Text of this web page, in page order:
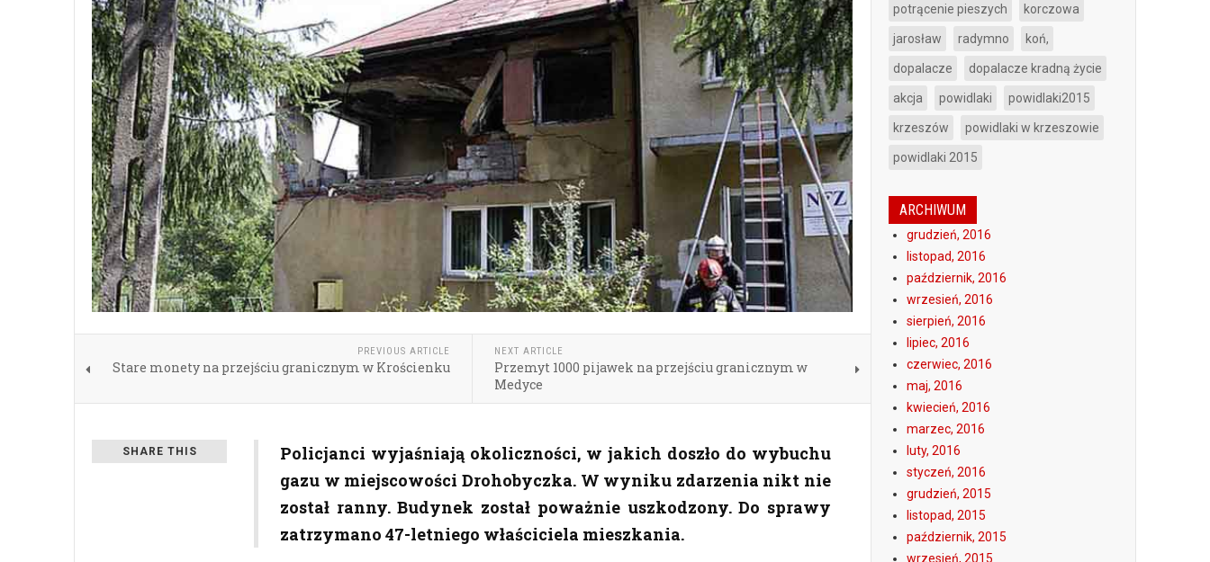
PREVIOUS ARTICLE
Stare monety na przejściu granicznym w Krościenku
NEXT ARTICLE
Przemyt 1000 pijawek na przejściu granicznym w
Medyce
SHARE THIS
Policjanci wyjaśniają okoliczności, w jakich doszło do wybuchu
gazu w miejscowości Drohobyczka. W wyniku zdarzenia nikt nie
został ranny. Budynek został poważnie uszkodzony. Do sprawy
zatrzymano 47-letniego właściciela mieszkania.
potrącenie pieszych korczowa
jarosław radymno koń,
dopalacze dopalacze kradną życie
akcja powidlaki powidlaki2015
krzeszów powidlaki w krzeszowie
powidlaki 2015
ARCHIWUM
grudzień, 2016
listopad, 2016
październik, 2016
wrzesień, 2016
sierpień, 2016
lipiec, 2016
czerwiec, 2016
maj, 2016
kwiecień, 2016
marzec, 2016
luty, 2016
styczeń, 2016
grudzień, 2015
listopad, 2015
październik, 2015
wrzesień, 2015